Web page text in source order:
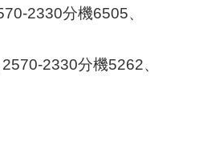
2330分機6505、
2330分機5262、